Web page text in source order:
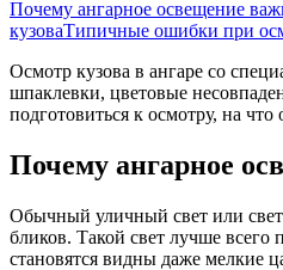
Почему ангарное освещение
кузоваТипичные ошибки при
Осмотр кузова в ангаре со
шпаклевки, цветовые
подготовиться к осмотру, на
Почему ангарное
Обычный уличный свет или
бликов. Такой свет лучше
становятся видны даже мелкие